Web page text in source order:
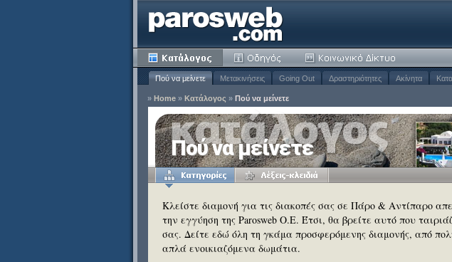
Πού να μείνετε Μετακινήσεις Going Out Δραστηριότητες Ακίνητα
» Home » Κατάλογος » Πού να μείνετε
Πού να μείνετε
Κλείστε διαμονή για τις διακοπές σας σε Πάρο & Αντίπαρο
την εγγύηση της Parosweb Ο.Ε. Έτσι, θα βρείτε αυτό που
σας. Δείτε εδώ όλη τη γκάμα προσφερόμενης διαμονής, από
απλά ενοικιαζόμενα δωμάτια.